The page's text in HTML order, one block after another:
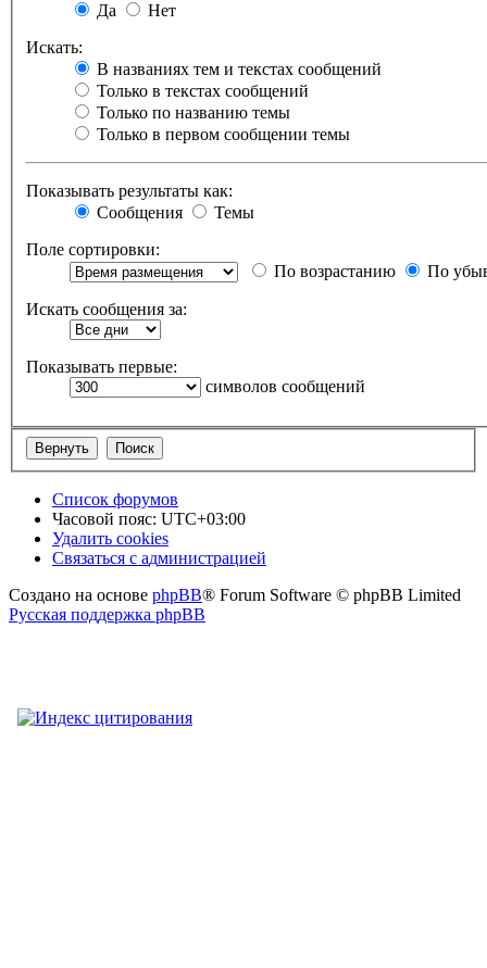
Да
Нет
Искать:
В названиях тем и текстах сообщений
Только в текстах сообщений
Только по названию темы
Только в первом сообщении темы
Показывать результаты как:
Сообщения
Темы
Поле сортировки:
По возрастанию
По
Искать сообщения за:
Показывать первые:
символов сообщений
Список форумов
Часовой пояс: UTC+03:00
Удалить cookies
Связаться
администрацией
Связаться с администрацией
Создано на основе phpBB® Forum Software © phpBB Limited
Русская поддержка phpBB